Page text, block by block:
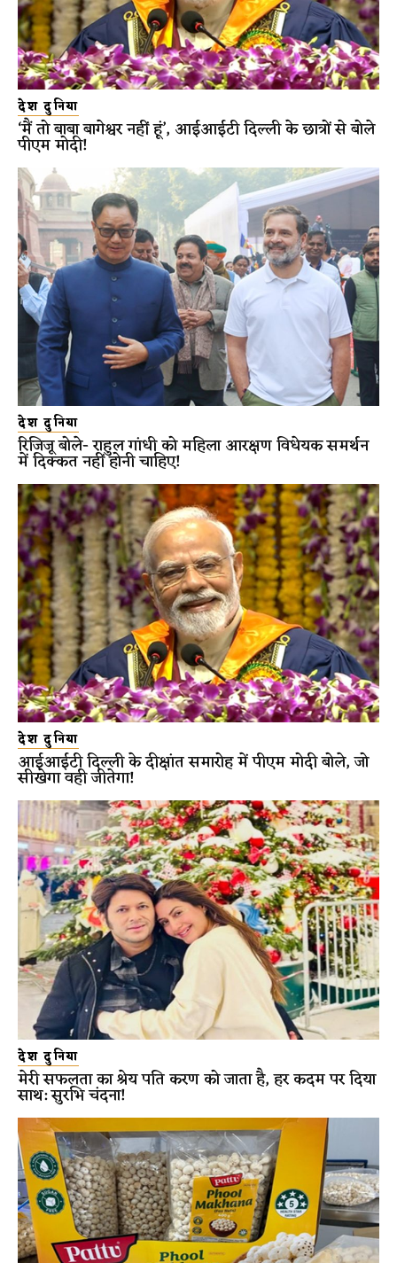
देश दुनिया
‘मैं तो बाबा बागेश्वर नहीं हूं’, आईआईटी दिल्ली के छात्रों से बोले
पीएम मोदी!
देश दुनिया
रिजिजू बोले- राहुल गांधी को महिला आरक्षण विधेयक समर्थन
में दिक्कत नहीं होनी चाहिए!
देश दुनिया
आईआईटी दिल्ली के दीक्षांत समारोह में पीएम मोदी बोले, जो
सीखेगा वही जीतेगा!
देश दुनिया
मेरी सफलता का श्रेय पति करण को जाता है, हर कदम पर दिया
साथ: सुरभि चंदना!